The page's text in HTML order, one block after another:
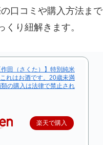
口コミや購入方法ま
り紐解きます。
田（さくた）】特別純米
はお酒です。20歳未満
の購入は法律で禁止され
楽天で購入